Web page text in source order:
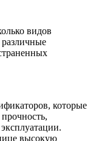
видов
которые
высокую